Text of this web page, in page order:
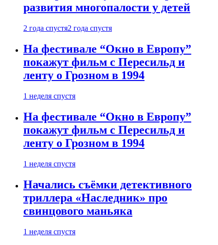
развития многопалости у детей
2 года спустя2 года спустя
На фестивале “Окно в Европу”
покажут фильм с Пересильд и
ленту о Грозном в 1994
1 неделя спустя
На фестивале “Окно в Европу”
покажут фильм с Пересильд и
ленту о Грозном в 1994
1 неделя спустя
Начались съёмки детективного
триллера «Наследник» про
свинцового маньяка
1 неделя спустя